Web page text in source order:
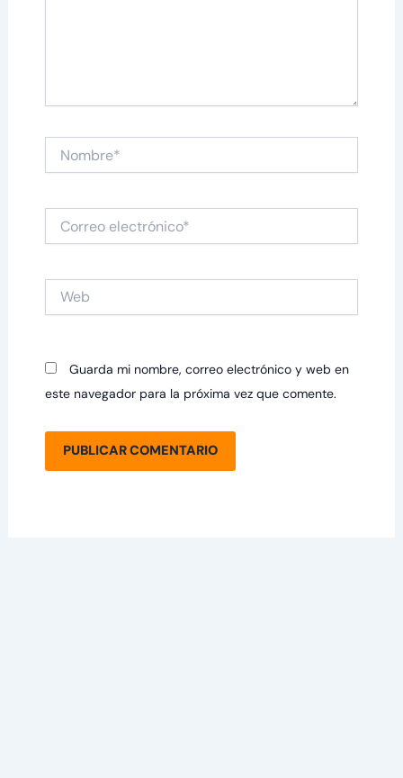
electrónico*
Guarda mi nombre, correo electrónico y web en
este navegador para la próxima vez que comente.